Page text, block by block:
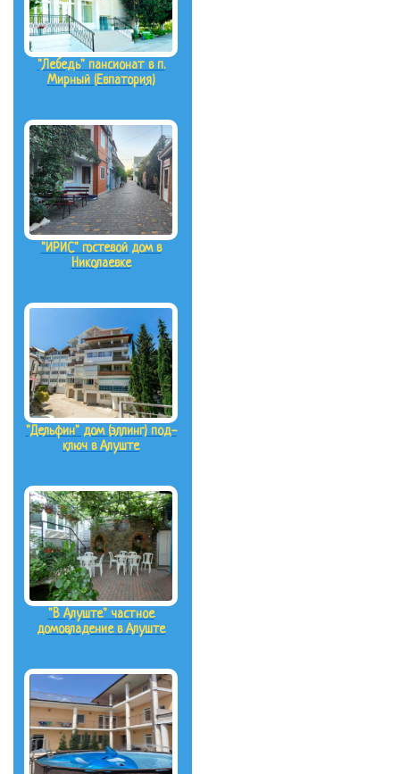
"Лебедь" пансионат в п.
Мирный (Евпатория)
"ИРИС" гостевой дом в
Николаевке
"Дельфин" дом (эллинг) под-
ключ в Алуште
"В Алуште" частное
домовладение в Алуште